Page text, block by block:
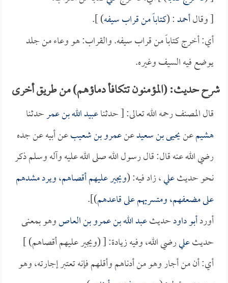
[ وقالأحمد: (كتاباً من قراب سيفه) ].
أي: أخرج كتاباً من قراب سيفه. والقراب: هو وعاء من جلد
يوضع فيه السيف وغيره.
شرح حديث: (المؤمنون تتكافأ دماؤهم) من طريق أخرى
قال المصنف رحمه الله تعالى: [ حدثناعبيد الله بن عمرحدثنا
هشيمعنيحيى بن سعيدعنعمرو بن شعيبعن أبيه عن جده
رضي الله عنه قال: قال رسول الله صلى الله عليه وآله وسلم ذكر
نحو حديثعلي، زاد فيه: (ويجير عليهم أقصاهم، ويرد مشدهم
على مضعفهم، ومتسريهم على قاعدهم)].
أوردأبو داودحديثعبد الله بن عمرو بن العاصوهو بمعنى
حديثعليرضي الله، وفيه زيادة: [ (ويجير عليهم أقصاهم) ]
أي: أن من أجار وهو من أدناهم وأقلهم فإنه تعتبر إجارته، وهو